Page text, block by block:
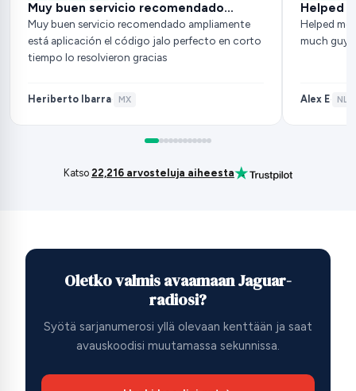
Muy buen servicio recomendado…
Muy buen servicio recomendado ampliamente
está aplicación el código jalo perfecto en corto
tiempo lo resolvieron gracias
Heriberto Ibarra· MX
Helped
Helped me
much guys!
Alex E· NL
Katso 22,216 arvosteluja aiheesta
Oletko valmis avaamaan Jaguar-
radiosi?
Syötä sarjanumerosi yllä olevaan kenttään ja saat
avauskoodisi muutamassa sekunnissa.